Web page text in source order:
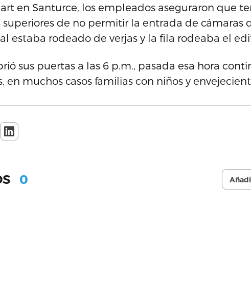
en Santurce, los empleados aseguraron que
superiores de no permitir la entrada de cámaras
estaba rodeado de verjas y la fila rodeaba el
sus puertas a las 6 p.m., pasada esa hora
en muchos casos familias con niños y
0